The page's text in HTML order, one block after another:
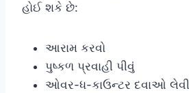
હોઈ શકે છે:
આરામ કરવો
પુષ્કળ પ્રવાહી પીવું
ઓવર-ધ-કાઉન્ટર દવાઓ